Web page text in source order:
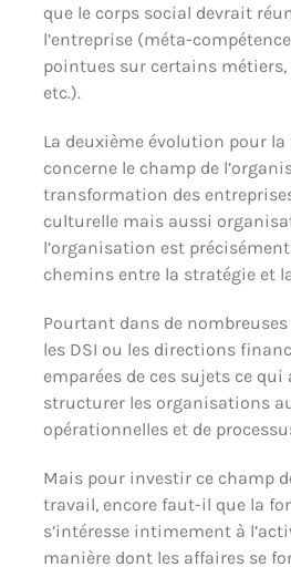
que le corps social devrait
l’entreprise (méta-
pointues sur certains
etc.).
La deuxième évolution pour la
concerne le champ de
transformation des
culturelle mais aussi
l’organisation est
chemins entre la stratégie et
Pourtant dans de
les DSI ou les directions
emparées de ces sujets ce
structurer les organisations
opérationnelles et de
Mais pour investir ce champ
travail, encore faut-il que la
s’intéresse intimement à
manière dont les affaires se